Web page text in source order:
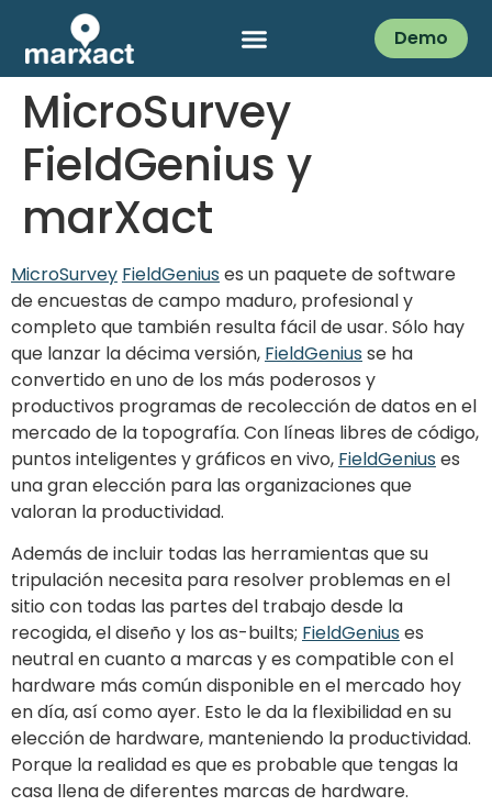
Demo
MicroSurvey
FieldGenius y
marXact
MicroSurvey FieldGenius es un paquete de software
de encuestas de campo maduro, profesional y
completo que también resulta fácil de usar. Sólo hay
que lanzar la décima versión, FieldGenius se ha
convertido en uno de los más poderosos y
productivos programas de recolección de datos en el
mercado de la topografía. Con líneas libres de código,
puntos inteligentes y gráficos en vivo, FieldGenius es
una gran elección para las organizaciones que
valoran la productividad.
Además de incluir todas las herramientas que su
tripulación necesita para resolver problemas en el
sitio con todas las partes del trabajo desde la
recogida, el diseño y los as-builts; FieldGenius es
neutral en cuanto a marcas y es compatible con el
hardware más común disponible en el mercado hoy
en día, así como ayer. Esto le da la flexibilidad en su
elección de hardware, manteniendo la productividad.
Porque la realidad es que es probable que tengas la
casa llena de diferentes marcas de hardware.